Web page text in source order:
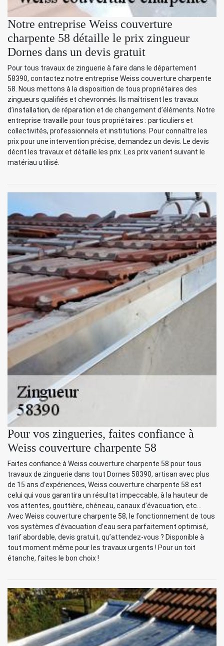
Notre entreprise Weiss couverture
charpente 58 détaille le prix zingueur
Dornes dans un devis gratuit
Pour tous travaux de zinguerie à faire dans le département
58390, contactez notre entreprise Weiss couverture charpente
58. Nous mettons à la disposition de tous propriétaires des
zingueurs qualifiés et chevronnés. Ils maîtrisent les travaux
d’installation, de réparation et de changement d’éléments. Notre
entreprise travaille pour tous propriétaires : particuliers et
collectivités, professionnels et institutions. Pour connaître les
prix pour une intervention précise, demandez un devis. Le devis
décrit les travaux et détaille les prix. Les prix varient suivant le
matériau utilisé.
Pour vos zingueries, faites confiance à
Weiss couverture charpente 58
Faites confiance à Weiss couverture charpente 58 pour tous
travaux de zinguerie dans tout Dornes 58390, artisan avec plus
de 15 ans d’expériences, Weiss couverture charpente 58 est
celui qui vous garantira un résultat impeccable, à la hauteur de
vos attentes, gouttière, chéneau, canaux d’évacuation, etc…
Avec Weiss couverture charpente 58, le fonctionnement de tous
vos systèmes d’évacuation d’eau sera parfaitement optimisé,
tarif abordable, devis gratuit, qu’attendez-vous ? Disponible à
tout moment même pour les travaux urgents ! Pour un toit
étanche, faites le bon choix !